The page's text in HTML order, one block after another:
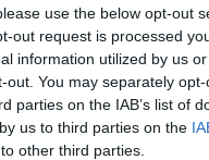
use the below opt-out
out request is processed
information utilized by us
You may separately
parties on the IAB’s list of
us to third parties on the
other third parties.
izzasztó és